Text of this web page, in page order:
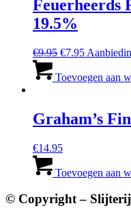
Feuerheerds
19.5%
€9.95 Oorspronkelijke
was:
€7.95Huidige
is:
Toevoegen aan
Graham’s
€14.95
Toevoegen aan
© Copyright –